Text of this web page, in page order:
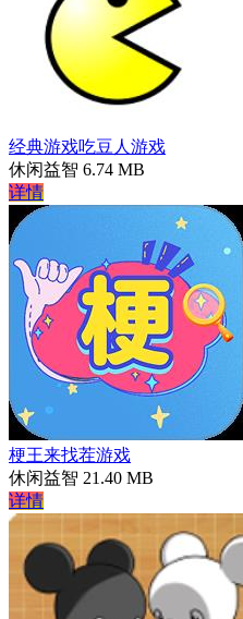
经典游戏吃豆人游戏
休闲益智 6.74 MB
详情
梗王来找茬游戏
休闲益智 21.40 MB
详情